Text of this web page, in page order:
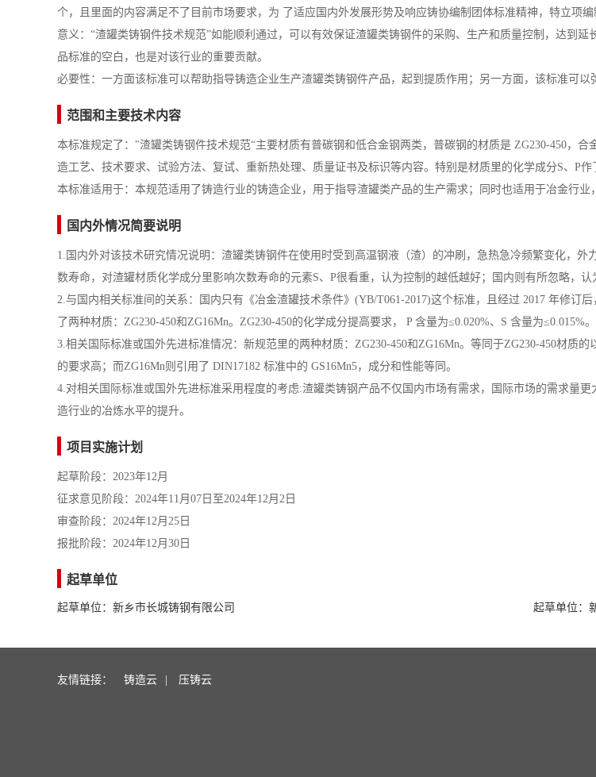
个，且里面的内容满足不了目前市场要求，为 了适应国内外发展形势及响应铸协编制团体标准精神，特立项编
意义：“渣罐类铸钢件技术规范”如能顺利通过，可以有效保证渣罐类铸钢件的采购、生产和质量控制，达到
品标准的空白，也是对该行业的重要贡献。
必要性：一方面该标准可以帮助指导铸造企业生产渣罐类铸钢件产品，起到提质作用；另一方面，该标准可以
范围和主要技术内容
本标准规定了："渣罐类铸钢件技术规范“主要材质有普碳钢和低合金钢两类，普碳钢的材质是 ZG230-450，
造工艺、技术要求、试验方法、复试、重新热处理、质量证书及标识等内容。特别是材质里的化学成分S、P
本标准适用于：本规范适用了铸造行业的铸造企业，用于指导渣罐类产品的生产需求；同时也适用于冶金行业
国内外情况简要说明
1.国内外对该技术研究情况说明：渣罐类铸钢件在使用时受到高温钢液（渣）的冲刷，急热急冷频繁变化，
数寿命，对渣罐材质化学成分里影响次数寿命的元素S、P很看重，认为控制的越低越好；国内则有所忽略，认
2.与国内相关标准间的关系：国内只有《冶金渣罐技术条件》(YB/T061-2017)这个标准，且经过 2017 年修订
了两种材质：ZG230-450和ZG16Mn。ZG230-450的化学成分提高要求， P 含量为≤0.020%、S 含量为≤0.015%。
3.相关国际标准或国外先进标准情况：新规范里的两种材质：ZG230-450和ZG16Mn。等同于ZG230-450材质
的要求高；而ZG16Mn则引用了 DIN17182 标准中的 GS16Mn5，成分和性能等同。
4.对相关国际标准或国外先进标准采用程度的考虑:渣罐类铸钢产品不仅国内市场有需求，国际市场的需求量
造行业的冶炼水平的提升。
项目实施计划
起草阶段：2023年12月
征求意见阶段：2024年11月07日至2024年12月2日
审查阶段：2024年12月25日
报批阶段：2024年12月30日
起草单位
起草单位：新乡市长城铸钢有限公司
友情链接： 铸造云 压铸云